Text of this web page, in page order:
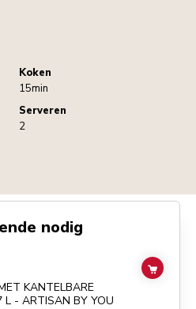
Koken
15min
Serveren
2
nodig
KOP 4,7 L - ARTISAN BY YOU
KANTELBARE
L - ARTISAN BY YOU
ADD